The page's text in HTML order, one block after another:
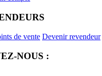
de vente Devenir revendeur
NOUS :